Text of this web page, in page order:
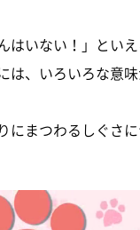
はいない！」とい
、いろいろな意味
にまつわるしぐさ